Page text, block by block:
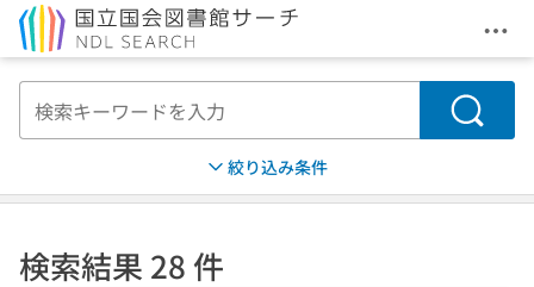
メ
検索
絞り込み条件
検索結果 28 件